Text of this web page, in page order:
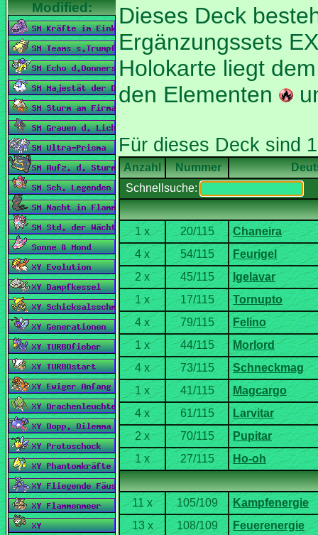
Dieses Deck
Ergänzungssets
Holokarte liegt
den Elementen
Nummer
Schnellsuche: